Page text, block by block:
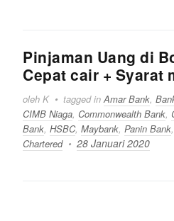
Pinjaman Uang di
Cepat cair + Syarat
oleh K tagged inAmar Bank,
CIMB Niaga, Commonwealth Bank,
Bank, HSBC, Maybank, Panin Bank,
Chartered
28 Januari 2020